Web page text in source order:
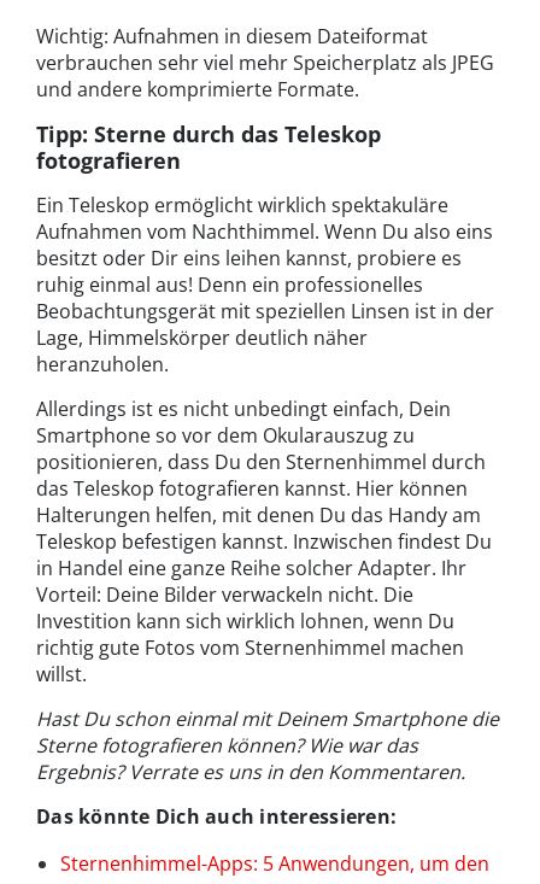
Wichtig: Aufnahmen in diesem Dateiformat
verbrauchen sehr viel mehr Speicherplatz als JPEG
und andere komprimierte Formate.
Tipp: Sterne durch das Teleskop
fotografieren
Ein Teleskop ermöglicht wirklich spektakuläre
Aufnahmen vom Nachthimmel. Wenn Du also eins
besitzt oder Dir eins leihen kannst, probiere es
ruhig einmal aus! Denn ein professionelles
Beobachtungsgerät mit speziellen Linsen ist in der
Lage, Himmelskörper deutlich näher
heranzuholen.
Allerdings ist es nicht unbedingt einfach, Dein
Smartphone so vor dem Okularauszug zu
positionieren, dass Du den Sternenhimmel durch
das Teleskop fotografieren kannst. Hier können
Halterungen helfen, mit denen Du das Handy am
Teleskop befestigen kannst. Inzwischen findest Du
in Handel eine ganze Reihe solcher Adapter. Ihr
Vorteil: Deine Bilder verwackeln nicht. Die
Investition kann sich wirklich lohnen, wenn Du
richtig gute Fotos vom Sternenhimmel machen
willst.
Hast Du schon einmal mit Deinem Smartphone die
Sterne fotografieren können? Wie war das
Ergebnis? Verrate es uns in den Kommentaren.
Das könnte Dich auch interessieren:
Sternenhimmel-Apps: 5 Anwendungen, um den